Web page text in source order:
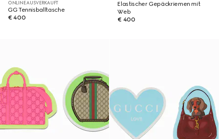
ONLINE AUSVERKAUFT
GG Tennisballtasche
€ 400
Elastischer Gepäckriemen mit
Web
€ 400